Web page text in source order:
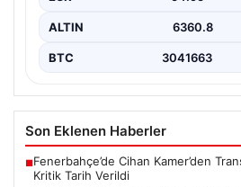
ALTIN 6360.8
BTC 3041663
Son Eklenen Haberler
■Fenerbahçe’de Cihan Kamer’den
Kritik Tarih Verildi